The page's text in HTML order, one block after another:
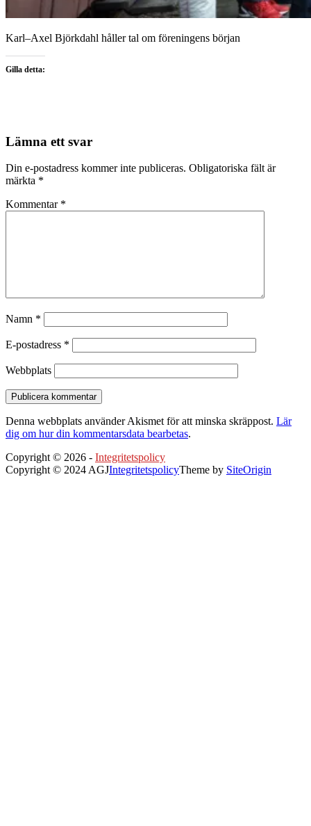
Karl–Axel Björkdahl håller tal om föreningens början
Gilla detta:
Lämna ett svar
Din e-postadress kommer inte publiceras. Obligatoriska fält är
märkta *
Kommentar *
Namn *
E-postadress *
Webbplats
Denna webbplats använder Akismet för att minska skräppost. Lär
dig om hur din kommentarsdata bearbetas.
Copyright © 2026 - Integritetspolicy
Copyright © 2024 AGJIntegritetspolicyTheme by SiteOrigin